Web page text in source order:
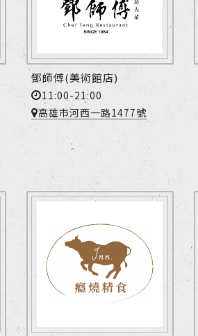
鄧師傅(美術館店)
11:00-21:00
高雄市河西一路1477號